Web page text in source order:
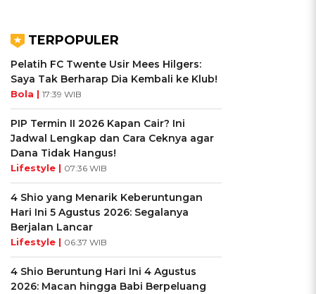
TERPOPULER
Pelatih FC Twente Usir Mees Hilgers:
Saya Tak Berharap Dia Kembali ke Klub!
Bola | 17:39 WIB
PIP Termin II 2026 Kapan Cair? Ini
Jadwal Lengkap dan Cara Ceknya agar
Dana Tidak Hangus!
Lifestyle | 07:36 WIB
4 Shio yang Menarik Keberuntungan
Hari Ini 5 Agustus 2026: Segalanya
Berjalan Lancar
Lifestyle | 06:37 WIB
4 Shio Beruntung Hari Ini 4 Agustus
2026: Macan hingga Babi Berpeluang